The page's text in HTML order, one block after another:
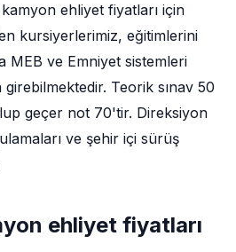
ehliyet fiyatları için
kursiyerlerimiz, eğitimlerini
MEB ve Emniyet sistemleri
girebilmektedir. Teorik sınav 50
geçer not 70'tir. Direksiyon
ve şehir içi sürüş
ehliyet fiyatları